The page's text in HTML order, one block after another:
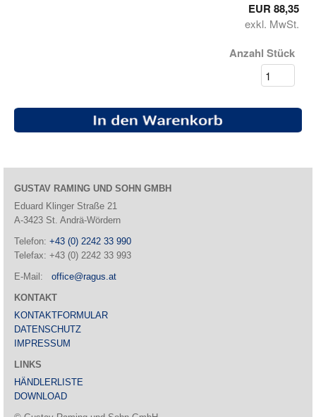
EUR 88,35
exkl. MwSt.
Anzahl Stück
GUSTAV RAMING UND SOHN GMBH
Eduard Klinger Straße 21
A-3423 St. Andrä-Wördern
Telefon: +43 (0) 2242 33 990
Telefax: +43 (0) 2242 33 993
E-Mail: office@ragus.at
KONTAKT
KONTAKTFORMULAR
DATENSCHUTZ
IMPRESSUM
LINKS
HÄNDLERLISTE
DOWNLOAD